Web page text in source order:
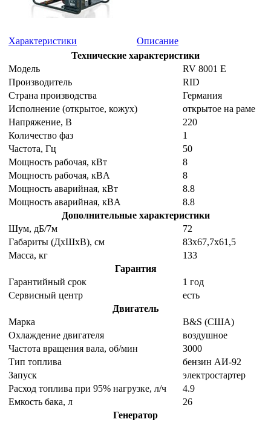
Характеристики
Описание
Технические характеристики
Модель
RV 8001 E
Производитель
RID
Страна производства
Германия
Исполнение (открытое, кожух)
открытое на раме
Напряжение, B
220
Количество фаз
1
Частота, Гц
50
Мощность рабочая, кВт
8
Мощность рабочая, кВA
8
Мощность аварийная, кВт
8.8
Мощность аварийная, кВA
8.8
Дополнительные характеристики
Шум, дБ/7м
72
Габариты (ДхШхВ), см
83x67,7x61,5
Масса, кг
133
Гарантия
Гарантийный срок
1 год
Сервисный центр
есть
Двигатель
Марка
B&S (США)
Охлаждение двигателя
воздушное
Частота вращения вала, об/мин
3000
Тип топлива
бензин АИ-92
Запуск
электростартер
Расход топлива при 95% нагрузке, л/ч
4.9
Емкость бака, л
26
Генератор